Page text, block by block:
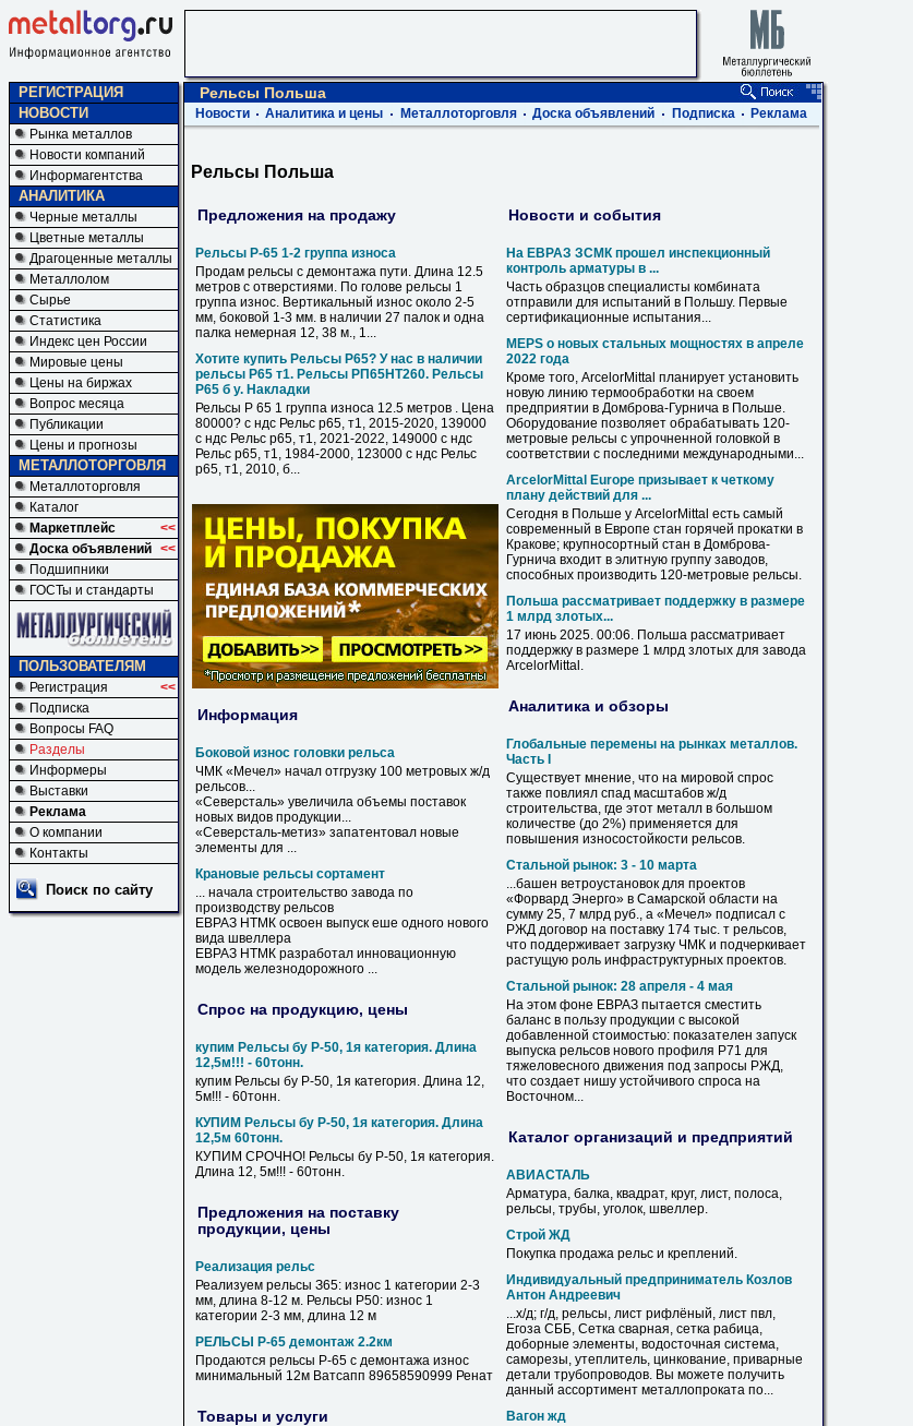
РЕГИСТРАЦИЯ
НОВОСТИ
Рынка металлов
Новости компаний
Информагентства
АНАЛИТИКА
Черные металлы
Цветные металлы
Драгоценные металлы
Металлолом
Сырье
Статистика
Индекс цен России
Мировые цены
Цены на биржах
Вопрос месяца
Публикации
Цены и прогнозы
МЕТАЛЛОТОРГОВЛЯ
Металлоторговля
Каталог
Маркетплейс
<<
Доска объявлений <<
Подшипники
ГОСТы и стандарты
ПОЛЬЗОВАТЕЛЯМ
Регистрация
<<
Подписка
Вопросы FAQ
Разделы
Информеры
Выставки
Реклама
О компании
Контакты
Поиск по сайту
Рельсы Польша
Новости Аналитика и цены Металлоторговля Доска объявлений Подписка Реклама
Рельсы Польша
Предложения на продажу
Рельсы Р-65 1-2 группа износа
Продам рельсы с демонтажа пути. Длина 12.5
метров с отверстиями. По голове рельсы 1
группа износ. Вертикальный износ около 2-5
мм, боковой 1-3 мм. в наличии 27 палок и одна
палка немерная 12, 38 м., 1...
Хотите купить Рельсы Р65? У нас в наличии
рельсы Р65 т1. Рельсы РП65НТ260. Рельсы
Р65 б у. Накладки
Рельсы Р 65 1 группа износа 12.5 метров . Цена
80000? с ндс Рельс р65, т1, 2015-2020, 139000
с ндс Рельс р65, т1, 2021-2022, 149000 с ндс
Рельс р65, т1, 1984-2000, 123000 с ндс Рельс
р65, т1, 2010, б...
Информация
Боковой износ головки рельса
ЧМК «Мечел» начал отгрузку 100 метровых ж/д
рельсов...
«Северсталь» увеличила объемы поставок
новых видов продукции...
«Северсталь-метиз» запатентовал новые
элементы для ...
Крановые рельсы сортамент
... начала строительство завода по
производству рельсов
ЕВРАЗ НТМК освоен выпуск еше одного нового
вида швеллера
ЕВРАЗ НТМК разработал инновационную
модель железнодорожного ...
Спрос на продукцию, цены
купим Рельсы бу Р-50, 1я категория. Длина
12,5м!!! - 60тонн.
купим Рельсы бу Р-50, 1я категория. Длина 12,
5м!!! - 60тонн.
КУПИМ Рельсы бу Р-50, 1я категория. Длина
12,5м 60тонн.
КУПИМ СРОЧНО! Рельсы бу Р-50, 1я категория.
Длина 12, 5м!!! - 60тонн.
Предложения на поставку
продукции, цены
Реализация рельс
Реализуем рельсы З65: износ 1 категории 2-3
мм, длина 8-12 м. Рельсы Р50: износ 1
категории 2-3 мм, длина 12 м
РЕЛЬСЫ Р-65 демонтаж 2.2км
Продаются рельсы Р-65 с демонтажа износ
минимальный 12м Ватсапп 89658590999 Ренат
Товары и услуги
Новости и события
На ЕВРАЗ ЗСМК прошел инспекционный
контроль арматуры в ...
Часть образцов специалисты комбината
отправили для испытаний в Польшу. Первые
сертификационные испытания...
MEPS о новых стальных мощностях в апреле
2022 года
Кроме того, ArcelorMittal планирует установить
новую линию термообработки на своем
предприятии в Домброва-Гурнича в Польше.
Оборудование позволяет обрабатывать 120-
метровые рельсы с упрочненной головкой в
соответствии с последними международными...
ArcelorMittal Europe призывает к четкому
плану действий для ...
Сегодня в Польше у ArcelorMittal есть самый
современный в Европе стан горячей прокатки в
Кракове; крупносортный стан в Домброва-
Гурнича входит в элитную группу заводов,
способных производить 120-метровые рельсы.
Польша рассматривает поддержку в размере
1 млрд злотых...
17 июнь 2025. 00:06. Польша рассматривает
поддержку в размере 1 млрд злотых для завода
ArcelorMittal.
Аналитика и обзоры
Глобальные перемены на рынках металлов.
Часть I
Существует мнение, что на мировой спрос
также повлиял спад масштабов ж/д
строительства, где этот металл в большом
количестве (до 2%) применяется для
повышения износостойкости рельсов.
Стальной рынок: 3 - 10 марта
...башен ветроустановок для проектов
«Форвард Энерго» в Самарской области на
сумму 25, 7 млрд руб., а «Мечел» подписал с
РЖД договор на поставку 174 тыс. т рельсов,
что поддерживает загрузку ЧМК и подчеркивает
растущую роль инфраструктурных проектов.
Стальной рынок: 28 апреля - 4 мая
На этом фоне ЕВРАЗ пытается сместить
баланс в пользу продукции с высокой
добавленной стоимостью: показателен запуск
выпуска рельсов нового профиля Р71 для
тяжеловесного движения под запросы РЖД,
что создает нишу устойчивого спроса на
Восточном...
Каталог организаций и предприятий
АВИАСТАЛЬ
Арматура, балка, квадрат, круг, лист, полоса,
рельсы, трубы, уголок, швеллер.
Строй ЖД
Покупка продажа рельс и креплений.
Индивидуальный предприниматель Козлов
Антон Андреевич
...х/д; г/д, рельсы, лист рифлёный, лист пвл,
Егоза СББ, Сетка сварная, сетка рабица,
доборные элементы, водосточная система,
саморезы, утеплитель, цинкование, приварные
детали трубопроводов. Вы можете получить
данный ассортимент металлопроката по...
Вагон жд